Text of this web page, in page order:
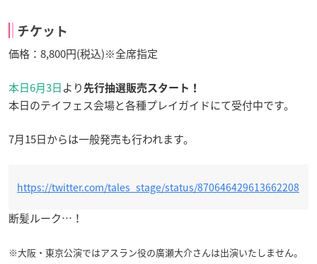
チケット
価格：8,800円(税込)※全席指定
本日6月3日より 先行抽選販売スタート！
本日のテイフェス会場と各種プレイガイドにて受付中です。
7月15日からは一般発売も行われます。
https://twitter.com/tales_stage/status/870646429613662208
断髪ルーク…！
※大阪・東京公演ではアスラン役の廣瀬大介さんは出演いたしません。